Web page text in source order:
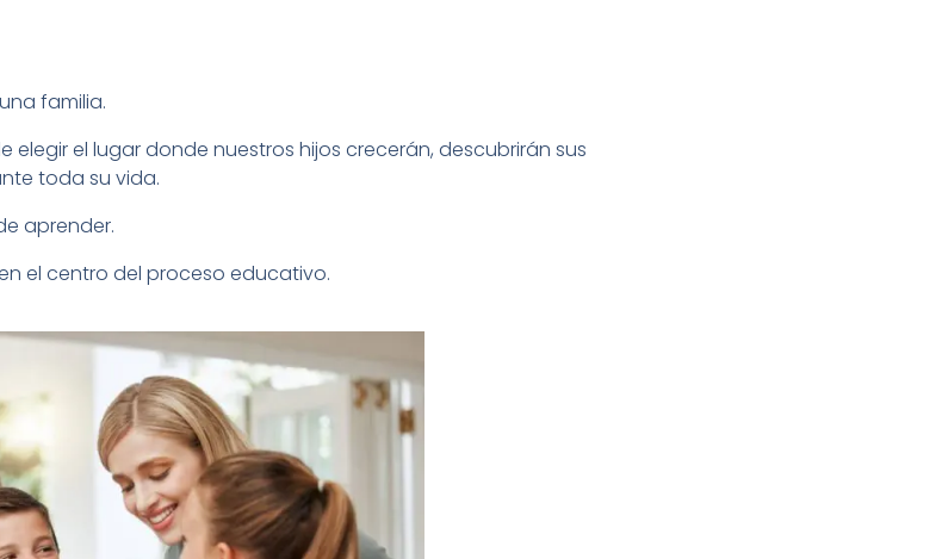
familia.
el lugar donde nuestros hijos crecerán, descubrirán sus
toda su vida.
aprender.
el centro del proceso educativo.